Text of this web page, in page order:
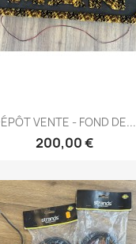
Aperçu rapide
VENTE - FOND DE...
200,00 €